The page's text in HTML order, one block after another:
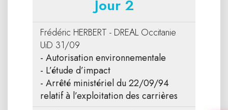
Jour 2
Frédéric HERBERT - DREAL Occitanie
UiD 31/09
- Autorisation environnementale
- L’étude d’impact
- Arrêté ministériel du 22/09/94
relatif à l’exploitation des carrières